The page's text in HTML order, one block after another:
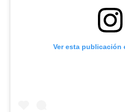
Ver esta publicación